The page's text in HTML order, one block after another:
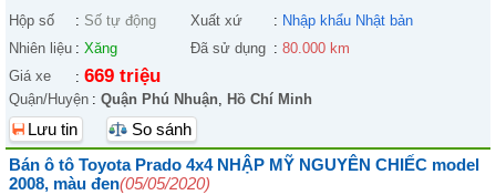
Hộp số : Số tự động Xuất xứ : Nhập khẩu Nhật bản
Nhiên liệu : Xăng Đã sử dụng : 80.000 km
Giá xe
: 669 triệu
Quận/Huyện : Quận Phú Nhuận, Hồ Chí Minh
Lưu tin
So sánh
Bán ô tô Toyota Prado 4x4 NHẬP MỸ NGUYÊN CHIẾC model
2008, màu đen(05/05/2020)